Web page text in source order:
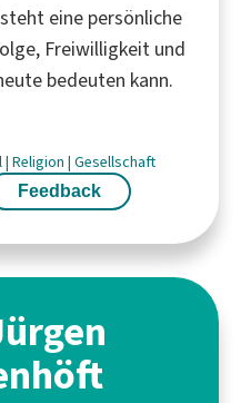
eine persönliche
Freiwilligkeit und
bedeuten kann.
| Religion | Gesellschaft
Feedback